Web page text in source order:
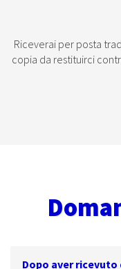
Riceverai per posta
copia da restituirci
Dopo aver